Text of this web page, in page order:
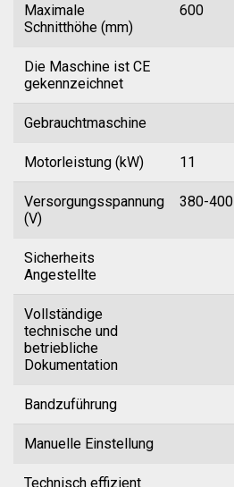
Maximale
Schnitthöhe (mm)
600
Die Maschine ist CE
gekennzeichnet
Gebrauchtmaschine
Motorleistung (kW) 11
Versorgungsspannung
(V)
380-400
Sicherheits
Angestellte
Vollständige
technische und
betriebliche
Dokumentation
Bandzuführung
Manuelle Einstellung
Technisch effizient